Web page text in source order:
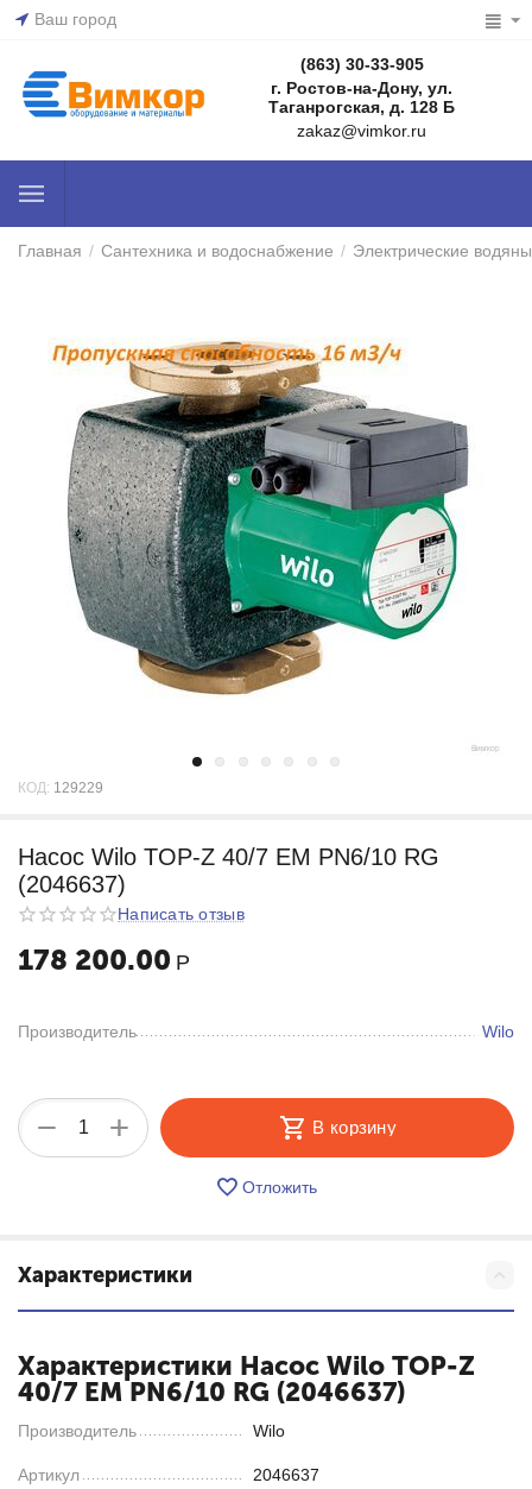
Ваш город
(863) 30-33-905
г. Ростов-на-Дону, ул.
Таганрогская, д. 128 Б
zakaz@vimkor.ru
Главная / Сантехника и водоснабжение / Электрические
КОД: 129229
Насос Wilo TOP-Z 40/7 EM PN6/10 RG
(2046637)
Написать отзыв
178 200.00 Р
Производитель Wilo
+
− В корзину
Отложить
Характеристики
Характеристики Насос Wilo TOP-Z
40/7 EM PN6/10 RG (2046637)
Производитель Wilo
Артикул 2046637